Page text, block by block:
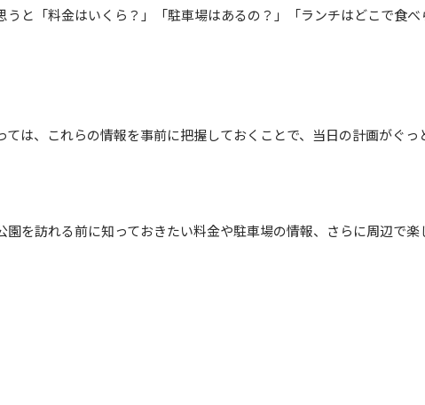
うと「料金はいくら？」「駐車場はあるの？」「ランチはどこで食
は、これらの情報を事前に把握しておくことで、当日の計画がぐっ
園を訪れる前に知っておきたい料金や駐車場の情報、さらに周辺で